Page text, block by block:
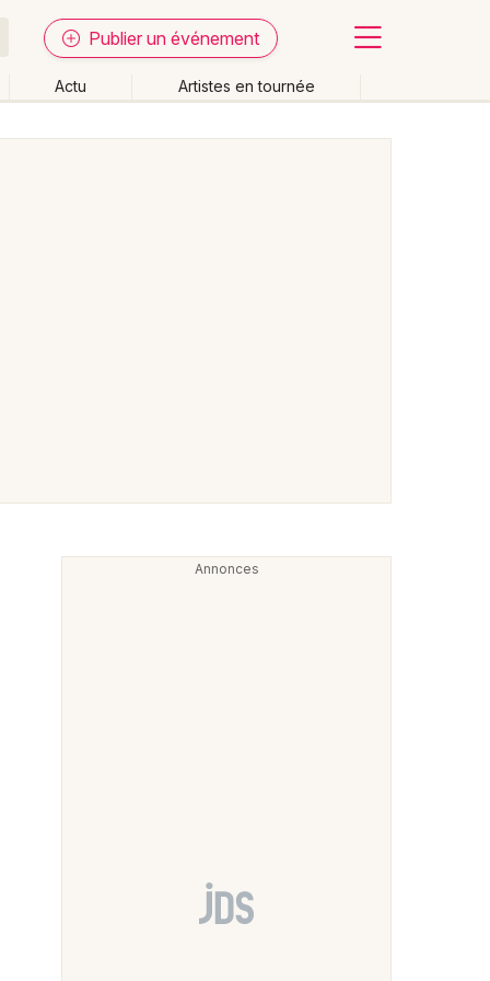
Publier un événement
Actu Artistes en tournée